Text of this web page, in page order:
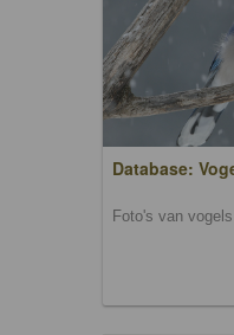
Database:
Foto's van